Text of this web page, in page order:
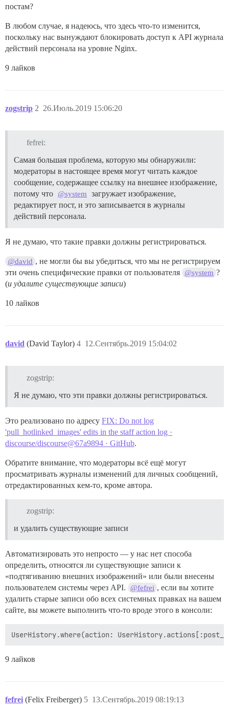
постам?
В любом случае, я надеюсь, что здесь что-то изменится,
поскольку нас вынуждают блокировать доступ к API журнала
действий персонала на уровне Nginx.
9 лайков
zogstrip 26.Июль.2019 15:06:20
2
fefrei:
Самая большая проблема, которую мы обнаружили:
модераторы в настоящее время могут читать каждое
сообщение, содержащее ссылку на внешнее изображение,
потому что @system
загружает изображение,
редактирует пост, и это записывается в журналы
действий персонала.
Я не думаю, что такие правки должны регистрироваться.
@david , не могли бы вы убедиться, что мы не регистрируем
эти очень специфические правки от пользователя @system ?
(и удалите существующие записи)
10 лайков
david (David Taylor) 12.Сентябрь.2019 15:04:02
4
zogstrip:
Я не думаю, что эти правки должны регистрироваться.
Это реализовано по адресу FIX: Do not log
'pull_hotlinked_images' edits in the staff action log ·
discourse/discourse@67a9894 · GitHub.
Обратите внимание, что модераторы всё ещё могут
просматривать журналы изменений для личных сообщений,
отредактированных кем-то, кроме автора.
zogstrip:
и удалить существующие записи
Автоматизировать это непросто — у нас нет способа
определить, относятся ли существующие записи к
«подтягиванию внешних изображений» или были внесены
пользователем системы через API.
@fefrei , если вы хотите
удалить старые записи обо всех системных правках на вашем
сайте, вы можете выполнить что-то вроде этого в консоли:
9 лайков
fefrei (Felix Freiberger) 13.Сентябрь.2019 08:19:13
5